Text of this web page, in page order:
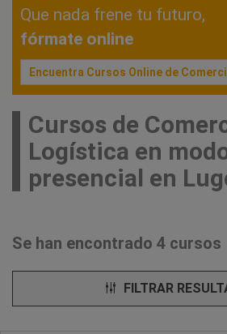
Que nada frene tu futuro,
fórmate online
Encuentra Cursos Online de
Cursos de
Logística en
presencial en
Se han encontrado 4 cursos
FILTRAR